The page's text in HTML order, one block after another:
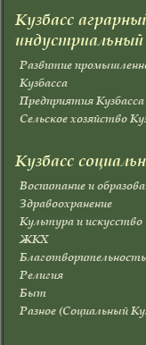
Кузбасс
индустриальный
Развитие
Кузбасса
Предприятия Кузбасса
Сельское хозяйство
Кузбасс
Воспитание и
Здравоохранение
Культура и искусство
ЖКХ
Благотворительность
Религия
Быт
Разное (Социальный